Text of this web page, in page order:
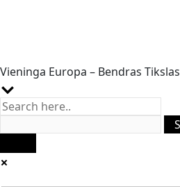
Vieninga Europa – Bendras Tikslas